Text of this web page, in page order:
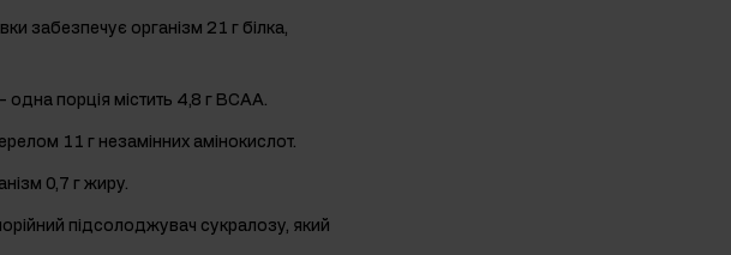
забезпечує організм 21 г білка,
- одна порція містить 4,8 г BCAA.
11 г незамінних амінокислот.
0,7 г жиру.
підсолоджувач сукралозу, який